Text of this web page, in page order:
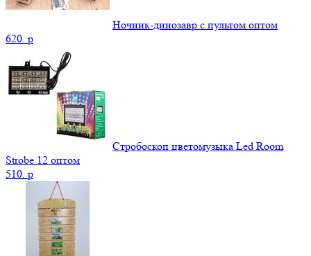
Ночник-динозавр с пультом оптом
620. p
Стробоскоп цветомузыка Led Room
Strobe 12 оптом
510. p